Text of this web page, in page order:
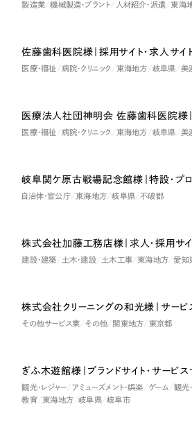
製造業 機械製造・プラント 人材紹介・派遣 東海
佐藤歯科医院様｜採用サイト・求人サイ
医療・福祉 病院・クリニック 東海地方 岐阜県 美
医療法人社団神明会 佐藤歯科医院様｜
医療・福祉 病院・クリニック 東海地方 岐阜県 美
岐阜関ケ原古戦場記念館様｜特設・プロ
自治体・官公庁 東海地方 岐阜県 不破郡
株式会社加藤工務店様｜求人・採用サイ
建設・建築 土木・建設 土木工事 東海地方 愛知
株式会社クリーニングの和光様｜サービ
その他サービス業 その他 関東地方 東京都
ぎふ木遊館様｜ブランドサイト・サービス
観光・レジャー アミューズメント・娯楽 ゲーム 観光
教育
東海地方 岐阜県 岐阜市